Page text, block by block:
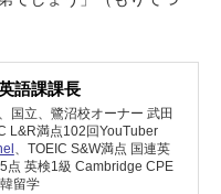
語課課長
国立、鷺沼校オーナー 武田
L&R満点102回YouTuber
、TOEIC S&W満点 国連英
点 英検1級 Cambridge CPE
留学